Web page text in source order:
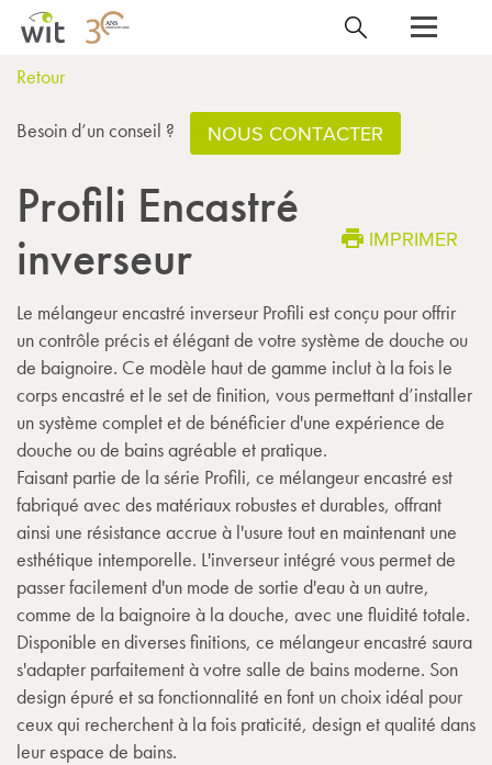
Retour
Besoin d’un conseil ? NOUS CONTACTER
Profili Encastré
inverseur
IMPRIMER
Le mélangeur encastré inverseur Profili est conçu pour offrir
un contrôle précis et élégant de votre système de douche ou
de baignoire. Ce modèle haut de gamme inclut à la fois le
corps encastré et le set de finition, vous permettant d’installer
un système complet et de bénéficier d'une expérience de
douche ou de bains agréable et pratique.
Faisant partie de la série Profili, ce mélangeur encastré est
fabriqué avec des matériaux robustes et durables, offrant
ainsi une résistance accrue à l'usure tout en maintenant une
esthétique intemporelle. L'inverseur intégré vous permet de
passer facilement d'un mode de sortie d'eau à un autre,
comme de la baignoire à la douche, avec une fluidité totale.
Disponible en diverses finitions, ce mélangeur encastré saura
s'adapter parfaitement à votre salle de bains moderne. Son
design épuré et sa fonctionnalité en font un choix idéal pour
ceux qui recherchent à la fois praticité, design et qualité dans
leur espace de bains.